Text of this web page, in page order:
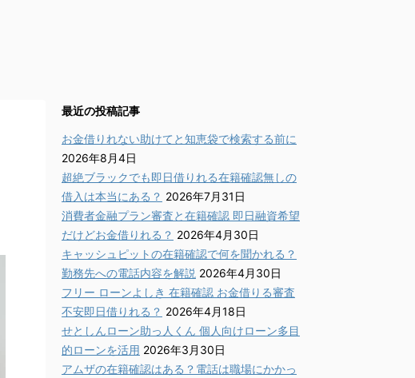
最近の投稿記事
お金借りれない助けてと知恵袋で検索する前に
2026年8月4日
超絶ブラックでも即日借りれる在籍確認無しの
借入は本当にある？ 2026年7月31日
消費者金融プラン審査と在籍確認 即日融資希望
だけどお金借りれる？ 2026年4月30日
キャッシュピットの在籍確認で何を聞かれる？
勤務先への電話内容を解説 2026年4月30日
フリー ローンよしき 在籍確認 お金借りる審査
不安即日借りれる？ 2026年4月18日
せとしんローン助っ人くん 個人向けローン多目
的ローンを活用 2026年3月30日
アムザの在籍確認はある？電話は職場にかかっ